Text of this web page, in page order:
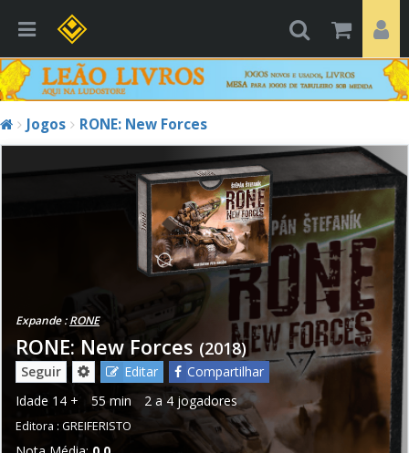
Jogos RONE: New Forces
Expande :RONE
RONE: New Forces (2018)
Seguir Editar
Compartilhar
Idade 14 + 55 min 2 a 4 jogadores
Editora : GREIFERISTO